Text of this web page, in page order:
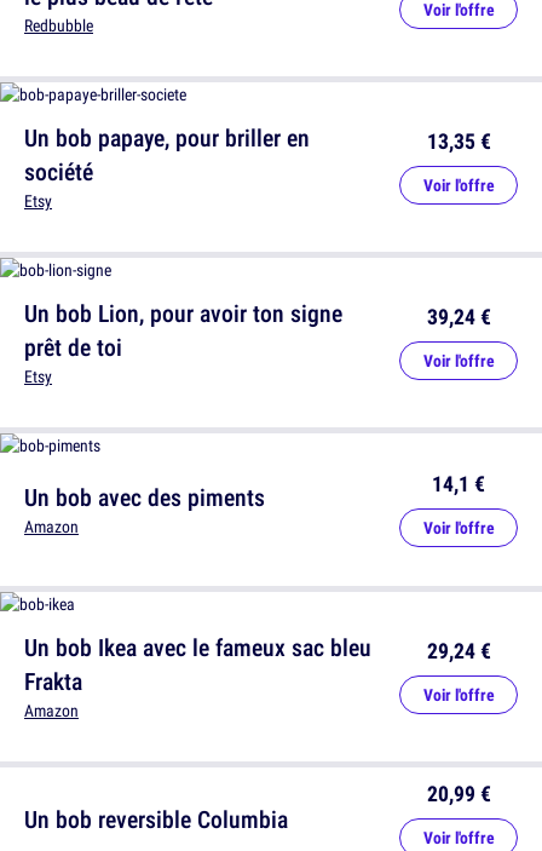
Un bob papaye, pour briller en
société
Etsy
13,35 €
Voir l'offre
Un bob Lion, pour avoir ton signe
prêt de toi
Etsy
39,24 €
Voir l'offre
Un bob reversible Columbia
20,99 €
Voir l'offre
Redbubble
Voir l'offre
Un bob avec des piments
Amazon
14,1 €
Voir l'offre
Un bob Ikea avec le fameux sac bleu
Frakta
Amazon
29,24 €
Voir l'offre